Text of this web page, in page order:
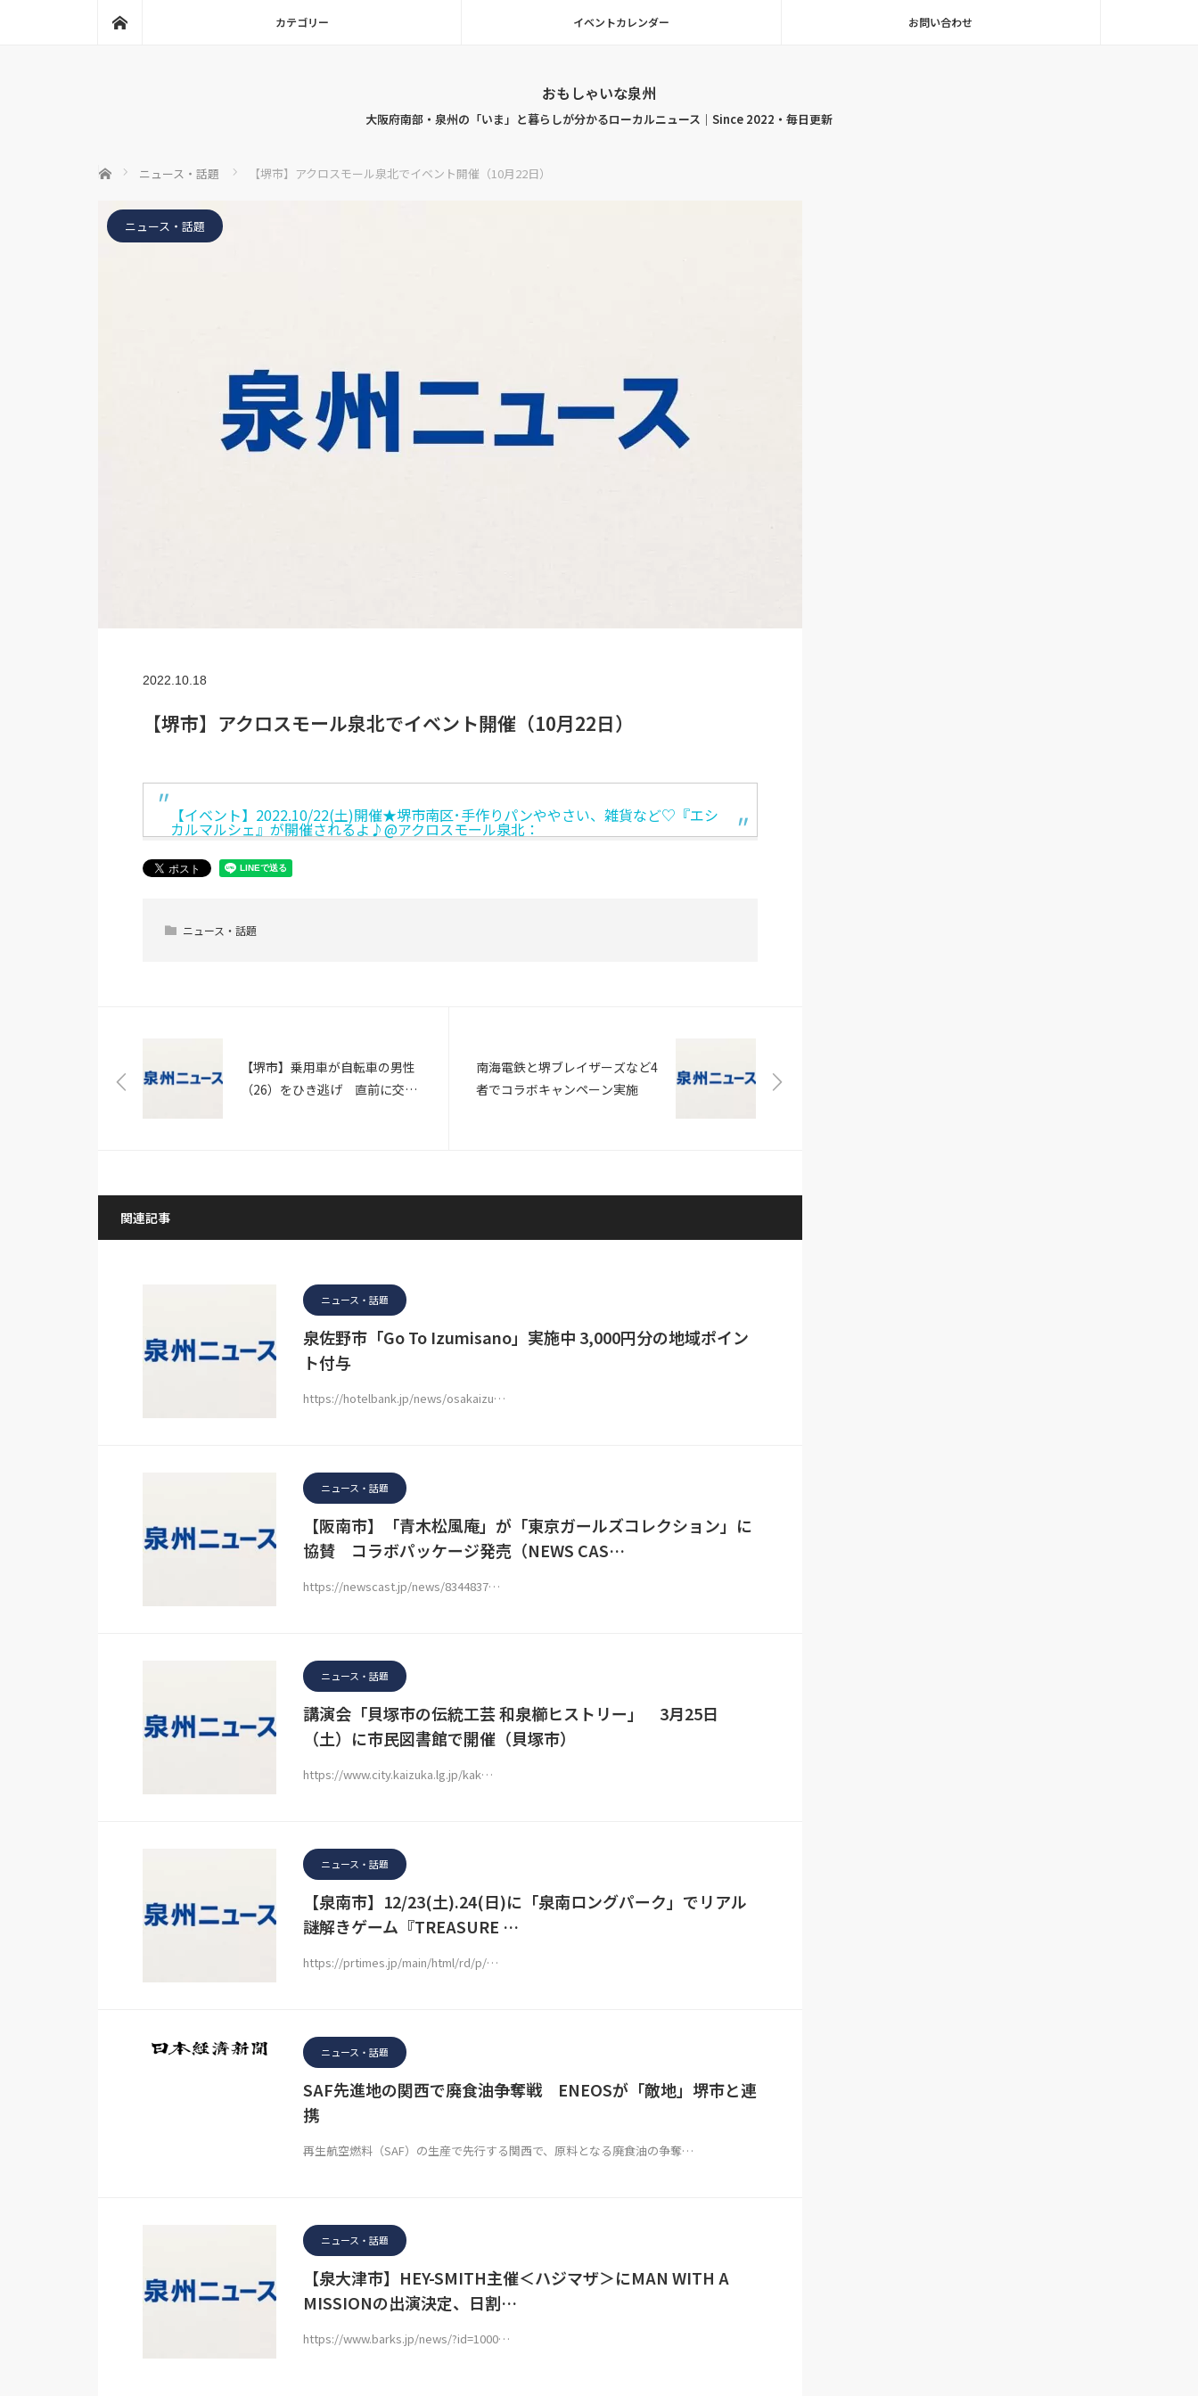
カテゴリー イベントカレンダー お問い合わせ
おもしゃいな泉州
大阪府南部・泉州の「いま」と暮らしが分かるローカルニュース｜Since 2022・毎日更新
ホーム ニュース・話題 【堺市】アクロスモール泉北でイベント開催（10月22日）
ニュース・話題
2022.10.18
【堺市】アクロスモール泉北でイベント開催（10月22日）
【イベント】2022.10/22(土)開催★堺市南区･手作りパンややさい、雑貨など♡『エシ
カルマルシェ』が開催されるよ♪@アクロスモール泉北：
ニュース・話題
【堺市】乗用車が自転車の男性
（26）をひき逃げ 直前に交通
南海電鉄と堺ブレイザーズなど4
者でコラボキャンペーン実施
関連記事
ニュース・話題
泉佐野市「Go To Izumisano」実施中 3,000円分の地域ポイン
ト付与
https://hotelbank.jp/news/osakaizu…
ニュース・話題
【阪南市】「青木松風庵」が「東京ガールズコレクション」に
協賛 コラボパッケージ発売（NEWS CAS…
https://newscast.jp/news/8344837…
ニュース・話題
講演会「貝塚市の伝統工芸 和泉櫛ヒストリー」 3月25日
（土）に市民図書館で開催（貝塚市）
https://www.city.kaizuka.lg.jp/kak…
ニュース・話題
【泉南市】12/23(土).24(日)に「泉南ロングパーク」でリアル
謎解きゲーム『TREASURE …
https://prtimes.jp/main/html/rd/p/…
ニュース・話題
SAF先進地の関西で廃食油争奪戦 ENEOSが「敵地」堺市と連
携
再生航空燃料（SAF）の生産で先行する関西で、原料となる廃食油の争奪…
ニュース・話題
【泉大津市】HEY-SMITH主催＜ハジマザ＞にMAN WITH A
MISSIONの出演決定、日割…
https://www.barks.jp/news/?id=1000…